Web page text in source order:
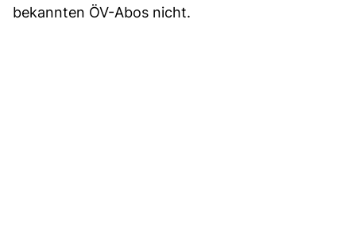
bekannten ÖV-Abos nicht.